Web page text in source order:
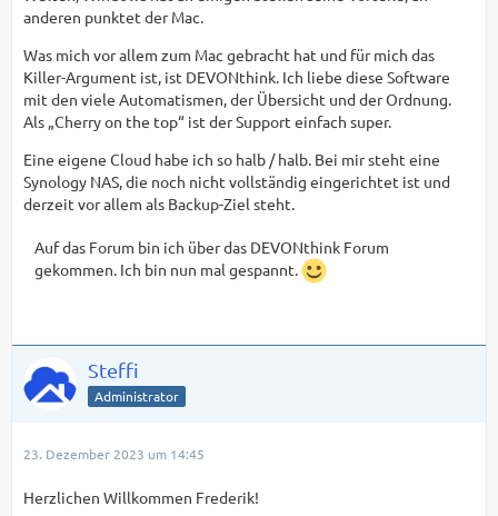
anderen punktet der Mac.
Was mich vor allem zum Mac gebracht hat und für mich das
Killer-Argument ist, ist DEVONthink. Ich liebe diese Software
mit den viele Automatismen, der Übersicht und der Ordnung.
Als „Cherry on the top“ ist der Support einfach super.
Eine eigene Cloud habe ich so halb / halb. Bei mir steht eine
Synology NAS, die noch nicht vollständig eingerichtet ist und
derzeit vor allem als Backup-Ziel steht.
Auf das Forum bin ich über das DEVONthink Forum
gekommen. Ich bin nun mal gespannt.
Steffi
Administrator
23. Dezember 2023 um 14:45
Herzlichen Willkommen Frederik!